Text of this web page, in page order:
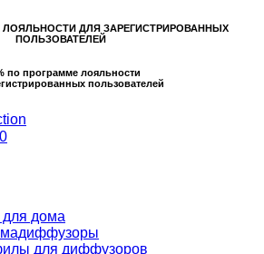
ЛОЯЛЬНОСТИ ДЛЯ ЗАРЕГИСТРИРОВАННЫХ
ПОЛЬЗОВАТЕЛЕЙ
по программе лояльности
пользователей
дома
для диффузоров